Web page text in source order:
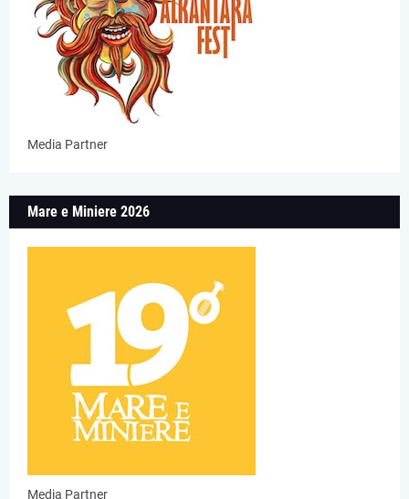
Media Partner
Mare e Miniere 2026
Media Partner